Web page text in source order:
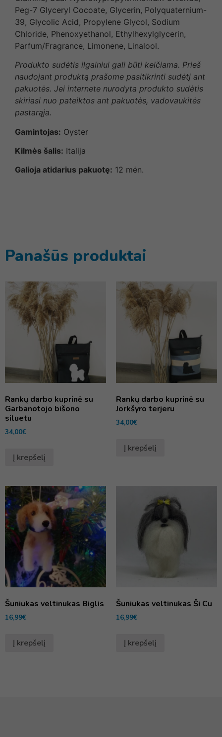
Peg-7 Glyceryl Cocoate, Glycerin, Polyquaternium-
39, Glycolic Acid, Propylene Glycol, Sodium
Chloride, Phenoxyethanol, Ethylhexylglycerin,
Parfum/Fragrance, Limonene, Linalool.
Produkto sudėtis ilgainiui gali būti keičiama. Prieš
naudojant produktą prašome pasitikrinti sudėtį ant
pakuotės. Jei internete nurodyta produkto sudėtis
skiriasi nuo pateiktos ant pakuotės, vadovaukitės
pastarąja.
Gamintojas: Oyster
Kilmės šalis: Italija
Galioja atidarius pakuotę: 12 mėn.
Panašūs produktai
Rankų darbo kuprinė su
Garbanotojo bišono
siluetu
34,00€
Į krepšelį
Rankų darbo kuprinė su
Jorkšyro terjeru
34,00€
Į krepšelį
Šuniukas veltinukas Biglis
16,99€
Į krepšelį
Šuniukas veltinukas Ši Cu
16,99€
Į krepšelį